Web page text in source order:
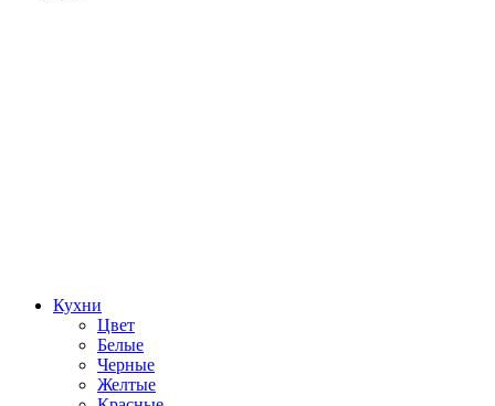
Кухни
Цвет
Белые
Черные
Желтые